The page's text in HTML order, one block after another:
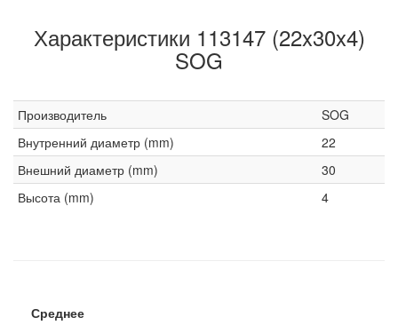
Характеристики 113147 (22x30x4)
SOG
Производитель
SOG
Внутренний диаметр (mm)
22
Внешний диаметр (mm)
30
Высота (mm)
4
Среднее